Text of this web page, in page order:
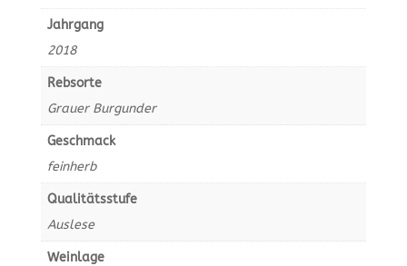
Menge
Jahrgang
2018
Rebsorte
Grauer Burgunder
Geschmack
feinherb
Qualitätsstufe
Auslese
Weinlage